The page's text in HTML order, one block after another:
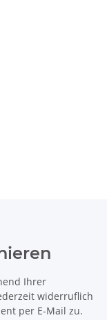
Ihrer
widerruflich
per E-Mail zu.